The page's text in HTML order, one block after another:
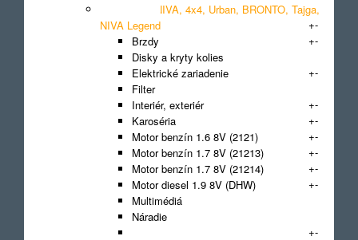
LADA 2121 NIVA, 4x4, Urban, BRONTO, Tajga,
NIVA Legend
+-
Brzdy
+-
Disky a kryty kolies
Elektrické zariadenie
+-
Filter
Interiér, exteriér
+-
Karoséria
+-
Motor benzín 1.6 8V (2121)
+-
Motor benzín 1.7 8V (21213)
+-
Motor benzín 1.7 8V (21214)
+-
Motor diesel 1.9 8V (DHW)
+-
Multimédiá
Náradie
+-